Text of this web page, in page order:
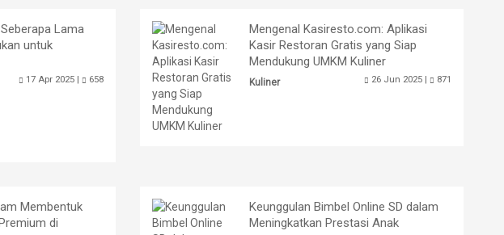
Lama
untuk
17 Apr 2025 | 658
Mengenal Kasiresto.com: Aplikasi
Kasir Restoran Gratis yang Siap
Mendukung UMKM Kuliner
Kuliner 26 Jun 2025 | 871
Membentuk
di
Keunggulan Bimbel Online SD dalam
Meningkatkan Prestasi Anak